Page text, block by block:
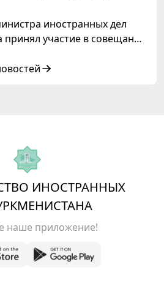
иностранных дел
принял участие в совещании
«Центральная Азия –
ИНОСТРАННЫХ
наше приложение!